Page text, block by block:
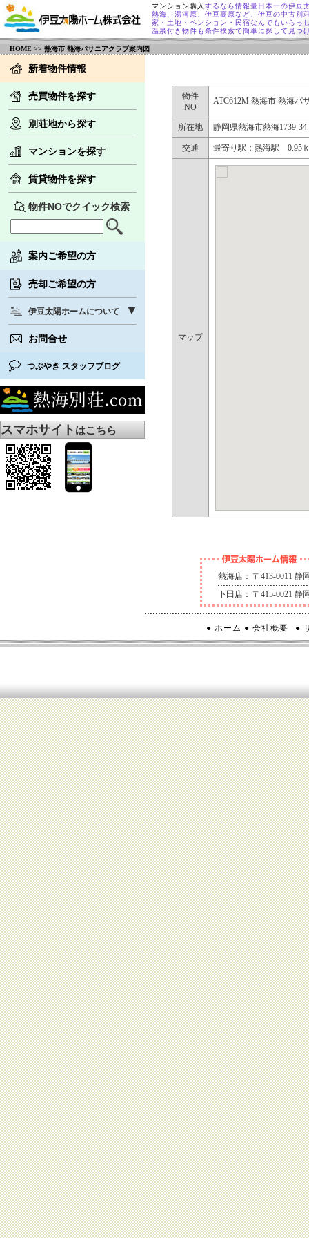
マンション購入 するなら情報量日本一の伊豆
熱海、湯河原、伊豆高原など、伊豆の中古別
家・土地・ペンション・民宿なんでもいらっ
温泉付き物件も条件検索で簡単に探して見つ
HOME >> 熱海市 熱海パサニアクラブ案内図
新着物件情報
売買物件を探す
別荘地から探す
マンションを探す
賃貸物件を探す
物件NOでクイック検索
案内ご希望の方
売却ご希望の方
伊豆太陽ホームについて
お問合せ
つぶやき スタッフブログ
スマホサイトはこちら
物件
NO
ATC612M 熱海市 熱海パ
所在地 静岡県熱海市熱海1739-
交通 最寄り駅：熱海駅
マップ
熱海店： 〒413-0011 静
下田店： 〒415-0021 静
● ホーム ● 会社概要 ●